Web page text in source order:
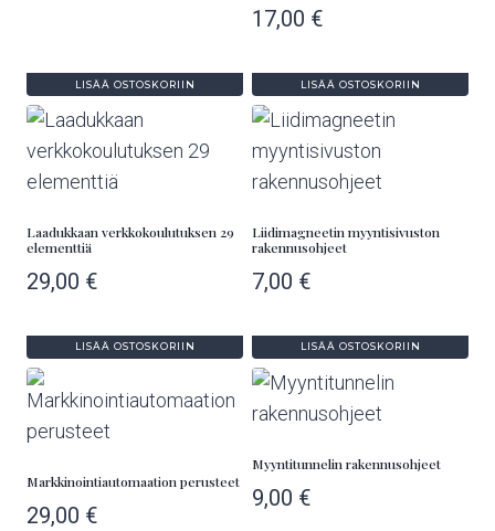
LISÄÄ OSTOSKORIIN
17,00 €
LISÄÄ OSTOSKORIIN
Laadukkaan verkkokoulutuksen 29
elementtiä
29,00 €
LISÄÄ OSTOSKORIIN
Liidimagneetin myyntisivuston
rakennusohjeet
7,00 €
LISÄÄ OSTOSKORIIN
Markkinointiautomaation perusteet
29,00 €
Myyntitunnelin rakennusohjeet
9,00 €